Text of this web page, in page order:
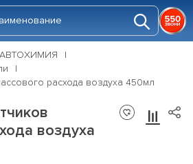
АВТОХИМИЯ
расхода воздуха 450мл
воздуха